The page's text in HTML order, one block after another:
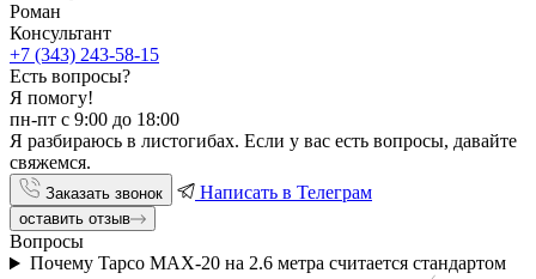
Роман
Консультант
+7 (343) 243-58-15
Есть вопросы?
Я помогу!
пн-пт с 9:00 до 18:00
Я разбираюсь в листогибах. Если у вас есть вопросы, давайте
свяжемся.
Заказать звонок Написать в Телеграм
оставить отзыв
Вопросы
Почему Tapco MAX-20 на 2.6 метра считается стандартом